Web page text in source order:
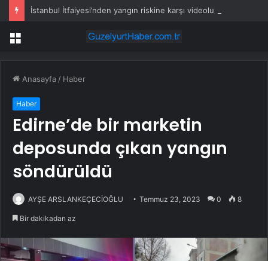
İstanbul İtfaiyesi’nden yangın riskine karşı videolu uyarı
Menü
Anasayfa / Haber
Haber
Edirne’de bir marketin
deposunda çıkan yangın
söndürüldü
AYŞE ARSLANKEÇECİOĞLU Temmuz 23, 2023 0 8
Bir dakikadan az